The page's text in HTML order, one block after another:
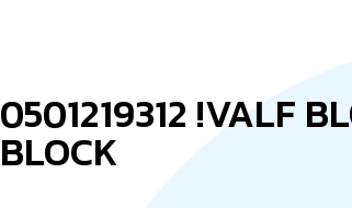
0501219312 !VALF
BLOCK